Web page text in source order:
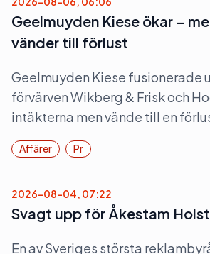
Geelmuyden Kiese ökar –
vänder till förlust
Geelmuyden Kiese fusionerade
förvärven Wikberg & Frisk och
intäkterna men vände till en
Affärer Pr
2026-08-04, 07:22
Svagt upp för Åkestam Holst
En av Sveriges största